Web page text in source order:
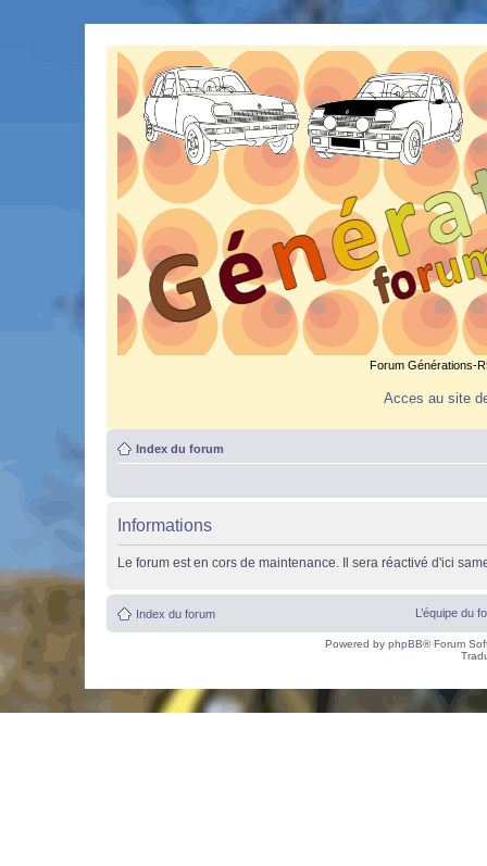
Forum Générations-
Acces au site
Index du forum
Informations
Le forum est en cors de maintenance. Il sera réactivé d'ici
Index du forum L’équipe du
Powered by phpBB® Forum